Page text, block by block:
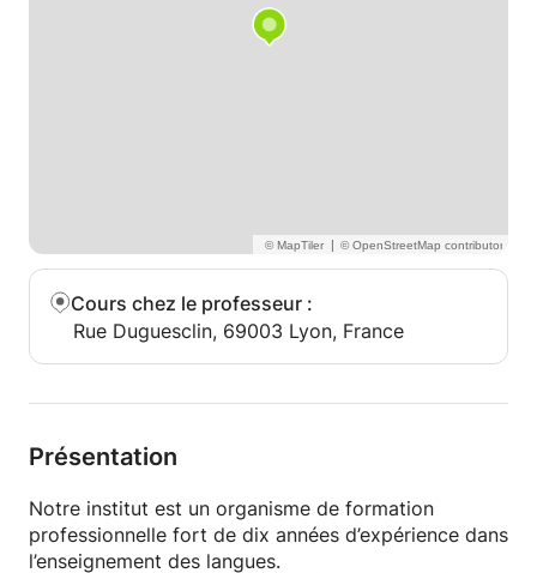
- Cours de chinois individuels ou CPF DCL chinois
o négociation commerciale
o participation aux réunions ...
- Le chinois du tourisme CPF
o savoir répondre au téléphone
o chinois de l’hôtellerie
Nos avantages :
collectifs)
• Horaires de leçons flexibles
• Préparation au HSK (1-6)
|
Cours chez le professeur :
Rue Duguesclin, 69003 Lyon, France
Présentation
Notre institut est un organisme de formation
professionnelle fort de dix années d’expérience dans
l’enseignement des langues.